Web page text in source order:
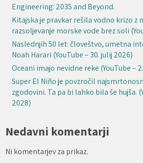
Engineering: 2035 and Beyond.
Kitajska je pravkar rešila vodno krizo z
razsoljevanje morske vode brez soli
Naslednjih 50 let: človeštvo, umetna
Noah Harari (YouTube – 30. julij 2026)
Oceani imajo nevidne reke (YouTube –
Super El Niño je povzročil
zgodovini. Ta pa bi lahko bila še hujša.
2028)
Nedavni komentarji
Ni komentarjev za prikaz.